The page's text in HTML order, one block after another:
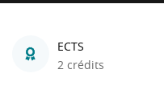
ECTS
2 crédits